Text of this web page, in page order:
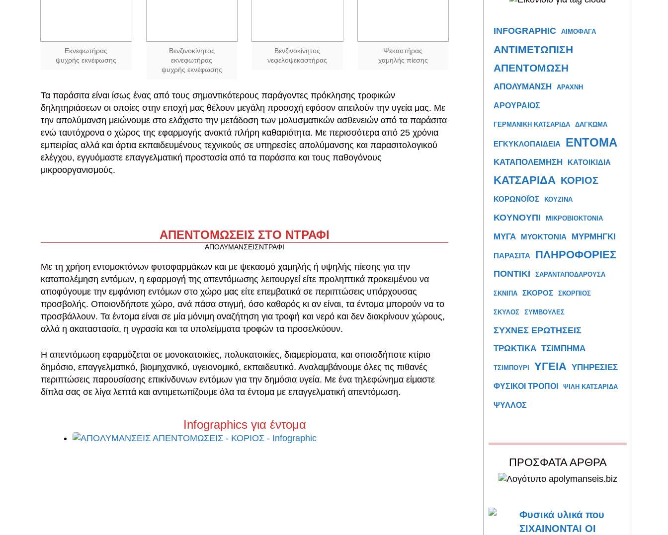
Εκνεφωτήρας
ψυχρής εκνέφωσης
Βενζινοκίνητος
εκνεφωτήρας
ψυχρής εκνέφωσης
Βενζινοκίνητος
νεφελοψεκαστήρας
Ψεκαστήρας
χαμηλής πίεσης
Τα παράσιτα είναι ίσως ένας από τους σημαντικότερους παράγοντες πρόκλησης τροφικών
δηλητηριάσεων οι οποίες στην εποχή μας θέλουν μεγάλη προσοχή εφόσον απειλούν την υγεία μας. Με
την απολύμανση μειώνουμε στο ελάχιστο την μετάδοση των μολυσματικών ασθενειών από τα παράσιτα
ενώ ταυτόχρονα ο χώρος της εφαρμογής ανακτά πλήρη καθαριότητα. Με περισσότερα από 25 χρόνια
εμπειρίας αλλά και άρτια εκπαιδευμένους τεχνικούς σε υπηρεσίες απολύμανσης και παρασιτολογικού
ελέγχου, εγγυόμαστε επαγγελματική προστασία από τα παράσιτα και τους παθογόνους
μικροοργανισμούς.
ΑΠΕΝΤΟΜΩΣΕΙΣ ΣΤΟ ΝΤΡΑΦΙ
ΑΠΟΛΥΜΑΝΣΕΙΣΝΤΡΑΦΙ
Με τη χρήση εντομοκτόνων φυτοφαρμάκων και με ψεκασμό χαμηλής ή υψηλής πίεσης για την
καταπολέμηση εντόμων, η εφαρμογή της απεντόμωσης λειτουργεί είτε προληπτικά προκειμένου να
αποφύγουμε την εμφάνιση εντόμων στο χώρο μας είτε επεμβατικά σε περιπτώσεις υπάρχουσας
προσβολής. Οποιονδήποτε χώρο, ανά πάσα στιγμή, όσο καθαρός κι αν είναι, τα έντομα μπορούν να το
προσβάλλουν. Τα έντομα είναι σε μία μόνιμη αναζήτηση για τροφή και νερό και δεν διακρίνουν χώρους,
αλλά η ακαταστασία, η υγρασία και τα υπολείμματα τροφών τα προσελκύουν.
Η απεντόμωση εφαρμόζεται σε μονοκατοικίες, πολυκατοικίες, διαμερίσματα, και οποιοδήποτε κτίριο
δημόσιο, επαγγελματικό, βιομηχανικό, υγειονομικό, εκπαιδευτικό. Αναλαμβάνουμε όλες τις πιθανές
περιπτώσεις παρουσίασης επικίνδυνων εντόμων για την δημόσια υγεία. Με ένα τηλεφώνημα είμαστε
δίπλα σας σε λίγα λεπτά και αντιμετωπίζουμε όλα τα έντομα με επαγγελματική απεντόμωση.
Infographics για έντομα
INFOGRAPHIC ΑΙΜΟΦΑΓΑ
ΑΝΤΙΜΕΤΩΠΙΣΗ
ΑΠΕΝΤΟΜΩΣΗ
ΑΠΟΛΥΜΑΝΣΗ ΑΡΑΧΝΗ
ΑΡΟΥΡΑΙΟΣ
ΓΕΡΜΑΝΙΚΗ ΚΑΤΣΑΡΙΔΑ ΔΑΓΚΩΜΑ
ΕΓΚΥΚΛΟΠΑΙΔΕΙΑ ΕΝΤΟΜΑ
ΚΑΤΑΠΟΛΕΜΗΣΗ ΚΑΤΟΙΚΙΔΙΑ
ΚΑΤΣΑΡΙΔΑ ΚΟΡΙΟΣ
ΚΟΡΩΝΟΪΟΣ ΚΟΥΖΙΝΑ
ΚΟΥΝΟΥΠΙ ΜΙΚΡΟΒΙΟΚΤΟΝΙΑ
ΜΥΓΑ ΜΥΟΚΤΟΝΙΑ ΜΥΡΜΗΓΚΙ
ΠΑΡΑΣΙΤΑ ΠΛΗΡΟΦΟΡΙΕΣ
ΠΟΝΤΙΚΙ ΣΑΡΑΝΤΑΠΟΔΑΡΟΥΣΑ
ΣΚΝΙΠΑ ΣΚΟΡΟΣ ΣΚΟΡΠΙΟΣ
ΣΚΥΛΟΣ ΣΥΜΒΟΥΛΕΣ
ΣΥΧΝΕΣ ΕΡΩΤΗΣΕΙΣ
ΤΡΩΚΤΙΚΑ ΤΣΙΜΠΗΜΑ
ΤΣΙΜΠΟΥΡΙ ΥΓΕΙΑ ΥΠΗΡΕΣΙΕΣ
ΦΥΣΙΚΟΙ ΤΡΟΠΟΙ ΨΙΛΗ ΚΑΤΣΑΡΙΔΑ
ΨΥΛΛΟΣ
ΠΡΟΣΦΑΤΑ ΑΡΘΡΑ